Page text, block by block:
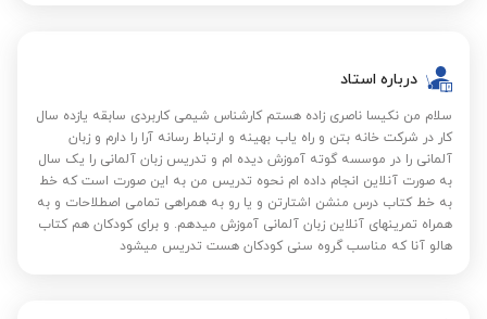
برترین استاد در گروه زبان آلمانی در فصل تابستان 1402
برترین استاد در گروه زبان آلمانی در فصل بهار 1402
برترین استاد در گروه زبان آلمانی در سال 1402
برترین استاد در گروه زبان آلمانی در فصل زمستان 1401
درباره استاد
سلام من نکیسا ناصری زاده هستم کارشناس شیمی کاربردی سابقه یازده سال
کار در شرکت خانه بتن و راه یاب بهینه و ارتباط رسانه آرا را دارم و زبان
آلمانی را در موسسه گوته آموزش دیده ام و تدریس زبان آلمانی را یک سال
به صورت آنلاین انجام داده ام نحوه تدریس من به این صورت است که خط
به خط کتاب درس منشن اشتارتن و یا رو به همراهی تمامی اصطلاحات و به
همراه تمرینهای آنلاین زبان آلمانی آموزش میدهم. و برای کودکان هم کتاب
هالو آنا که مناسب گروه سنی کودکان هست تدریس میشود